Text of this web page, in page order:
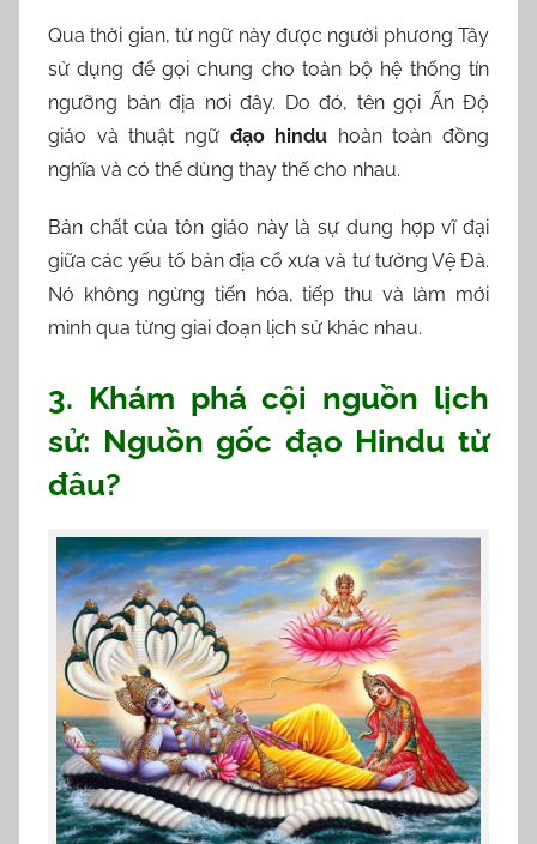
Qua thời gian, từ ngữ này được người phương Tây
sử dụng để gọi chung cho toàn bộ hệ thống tín
ngưỡng bản địa nơi đây. Do đó, tên gọi Ấn Độ
giáo và thuật ngữ đạo hindu hoàn toàn đồng
nghĩa và có thể dùng thay thế cho nhau.
Bản chất của tôn giáo này là sự dung hợp vĩ đại
giữa các yếu tố bản địa cổ xưa và tư tưởng Vệ Đà.
Nó không ngừng tiến hóa, tiếp thu và làm mới
mình qua từng giai đoạn lịch sử khác nhau.
3. Khám phá cội nguồn lịch
sử: Nguồn gốc đạo Hindu từ
đâu?